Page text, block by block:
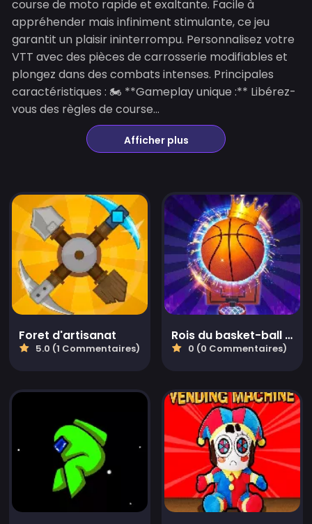
course de moto rapide et exaltante. Facile à
appréhender mais infiniment stimulante, ce jeu
garantit un plaisir ininterrompu. Personnalisez votre
VTT avec des pièces de carrosserie modifiables et
plongez dans des combats intenses. Principales
caractéristiques : 🏍️ **Gameplay unique :** Libérez-
vous des règles de course...
Afficher plus
Foret d'artisanat
5.0 (1 Commentaires)
Rois du basket-ball 2022
0 (0 Commentaires)